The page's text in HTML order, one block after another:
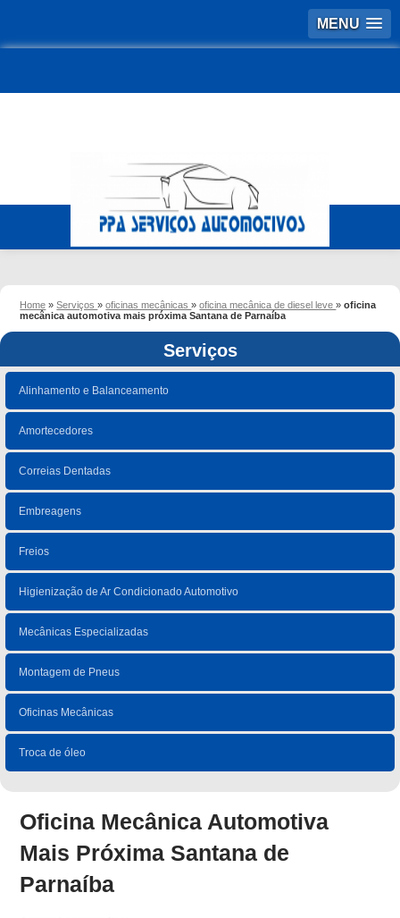
MENU
Home »Serviços»oficinas mecânicas»oficina mecânica de diesel leve»oficina
mecânica automotiva mais próxima Santana de Parnaíba
Serviços
Alinhamento e Balanceamento
Amortecedores
Correias Dentadas
Embreagens
Freios
Higienização de Ar Condicionado Automotivo
Mecânicas Especializadas
Montagem de Pneus
Oficinas Mecânicas
Troca de óleo
Oficina Mecânica Automotiva
Mais Próxima Santana de
Parnaíba